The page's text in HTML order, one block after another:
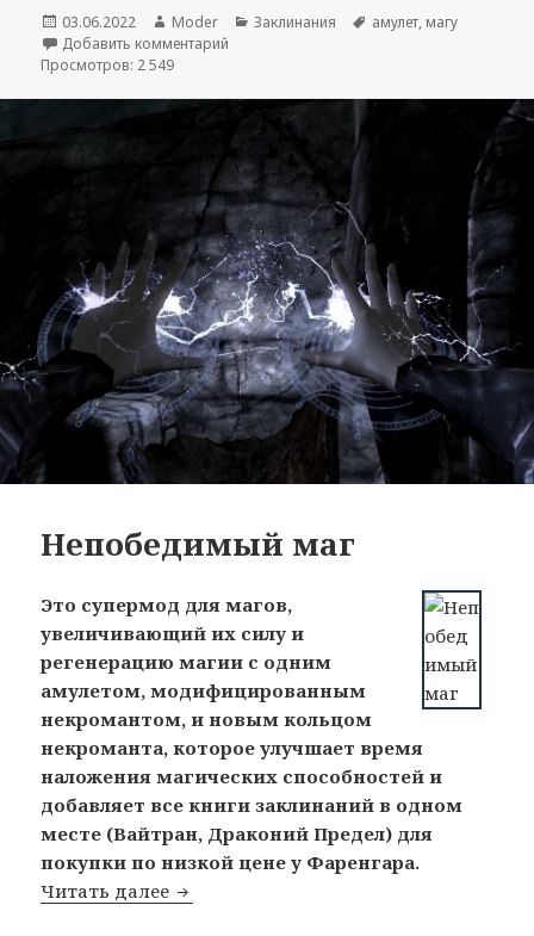
Опубликовано
03.06.2022 Автор
Moder Рубрики
Заклинания Метки
амулет, магу
Добавить комментарий
Просмотров: 2 549
Непобедимый маг
Это супермод для магов,
увеличивающий их силу и
регенерацию магии с одним
амулетом, модифицированным
некромантом, и новым кольцом
некроманта, которое улучшает время
наложения магических способностей и
добавляет все книги заклинаний в одном
месте (Вайтран, Драконий Предел) для
покупки по низкой цене у Фаренгара.
Читать далее Непобедимый маг